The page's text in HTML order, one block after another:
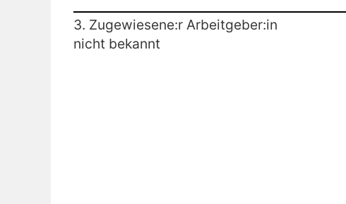
3. Zugewiesene:r Arbeitgeber:in
nicht bekannt